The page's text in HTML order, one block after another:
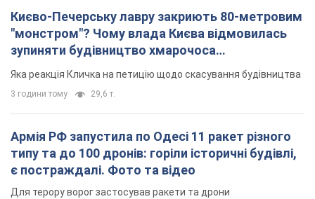
Києво-Печерську лавру закриють 80-метровим
"монстром"? Чому влада Києва відмовилась
зупиняти будівництво хмарочоса
"московського вірянина"
Яка реакція Кличка на петицію щодо скасування будівництва
3 години тому 29,6 т.
Армія РФ запустила по Одесі 11 ракет різного
типу та до 100 дронів: горіли історичні будівлі,
є постраждалі. Фото та відео
Для терору ворог застосував ракети та дрони